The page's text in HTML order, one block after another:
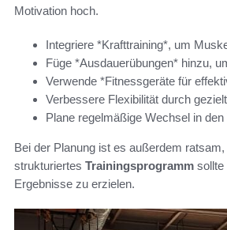
Motivation hoch.
Integriere *Krafttraining*, um
Füge *Ausdauerübungen* hinzu,
Verwende *Fitnessgeräte für
Verbessere Flexibilität durch
Plane regelmäßige Wechsel in
Bei der Planung ist es außerdem
strukturiertes Trainingsprogramm sollte
Ergebnisse zu erzielen.